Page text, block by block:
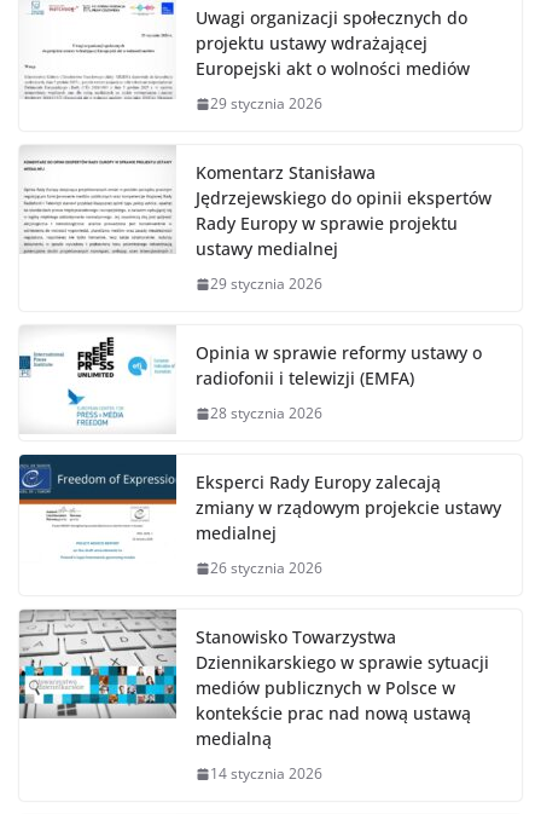
Uwagi organizacji społecznych do
projektu ustawy wdrażającej
Europejski akt o wolności mediów
29 stycznia 2026
Komentarz Stanisława
Jędrzejewskiego do opinii ekspertów
Rady Europy w sprawie projektu
ustawy medialnej
29 stycznia 2026
Opinia w sprawie reformy ustawy o
radiofonii i telewizji (EMFA)
28 stycznia 2026
Eksperci Rady Europy zalecają
zmiany w rządowym projekcie ustawy
medialnej
26 stycznia 2026
Stanowisko Towarzystwa
Dziennikarskiego w sprawie sytuacji
mediów publicznych w Polsce w
kontekście prac nad nową ustawą
medialną
14 stycznia 2026